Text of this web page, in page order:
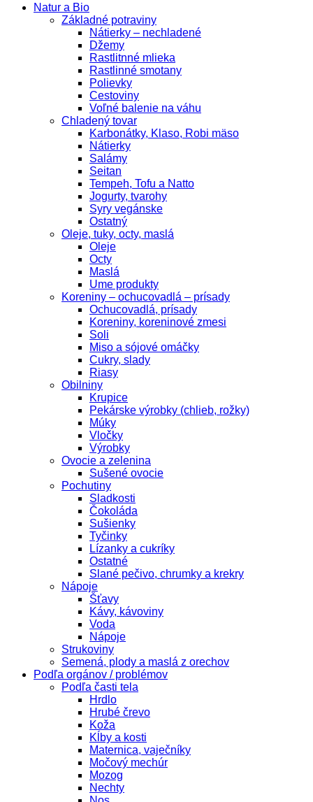
Natur a Bio
Základné potraviny
Nátierky – nechladené
Džemy
Rastlitnné mlieka
Rastlinné smotany
Polievky
Cestoviny
Voľné balenie na váhu
Chladený tovar
Karbonátky, Klaso, Robi mäso
Nátierky
Salámy
Seitan
Tempeh, Tofu a Natto
Jogurty, tvarohy
Syry vegánske
Ostatný
Oleje, tuky, octy, maslá
Oleje
Octy
Maslá
Ume produkty
Koreniny – ochucovadlá – prísady
Ochucovadlá, prísady
Koreniny, koreninové zmesi
Soli
Miso a sójové omáčky
Cukry, slady
Riasy
Obilniny
Krupice
Pekárske výrobky (chlieb, rožky)
Múky
Vločky
Výrobky
Ovocie a zelenina
Sušené ovocie
Pochutiny
Sladkosti
Čokoláda
Sušienky
Tyčinky
Lízanky a cukríky
Ostatné
Slané pečivo, chrumky a krekry
Nápoje
Šťavy
Kávy, kávoviny
Voda
Nápoje
Strukoviny
Semená, plody a maslá z orechov
Podľa orgánov / problémov
Podľa časti tela
Hrdlo
Hrubé črevo
Koža
Kĺby a kosti
Maternica, vaječníky
Močový mechúr
Mozog
Nechty